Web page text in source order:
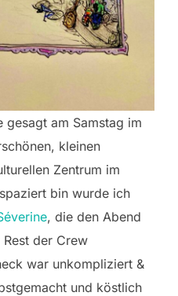
am Samstag im
kleinen
Zentrum im
bin wurde ich
, die den Abend
der Crew
war unkompliziert &
und köstlich